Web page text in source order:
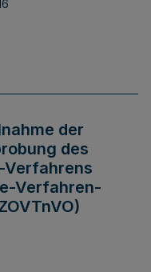
der
des
Verfahren-